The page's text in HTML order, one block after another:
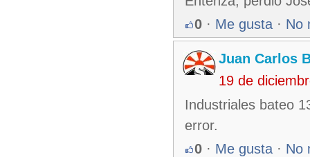
0 · Me gusta · No
Juan Carlos
19 de
Industriales bateo
error.
0 · Me gusta · No